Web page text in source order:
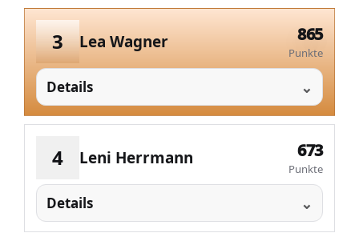
3 Lea Wagner 865
Punkte
Details
4 Leni Herrmann 673
Punkte
Details